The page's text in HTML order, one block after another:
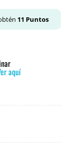
11 Puntos
aquí